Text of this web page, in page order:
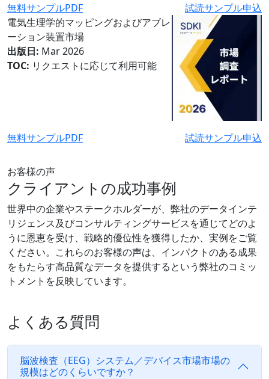
無料サンプルPDF
試読サンプル申込
電気生理学的マッピングおよびアブレ
ーション装置市場
出版日: Mar 2026
TOC: リクエストに応じて利用可能
無料サンプルPDF 試読サンプル申込
お客様の声
クライアントの成功事例
世界中の企業やステークホルダーが、弊社のデータインテ
リジェンス及びコンサルティングサービスを通じてどのよ
うに恩恵を受け、戦略的優位性を獲得したか、実例をご覧
ください。これらのお客様の声は、インパクトのある成果
をもたらす高品質なデータを提供するという弊社のコミッ
トメントを反映しています。
よくある質問
脳波検査（EEG）システム／デバイス市場市場の
規模はどのくらいですか？